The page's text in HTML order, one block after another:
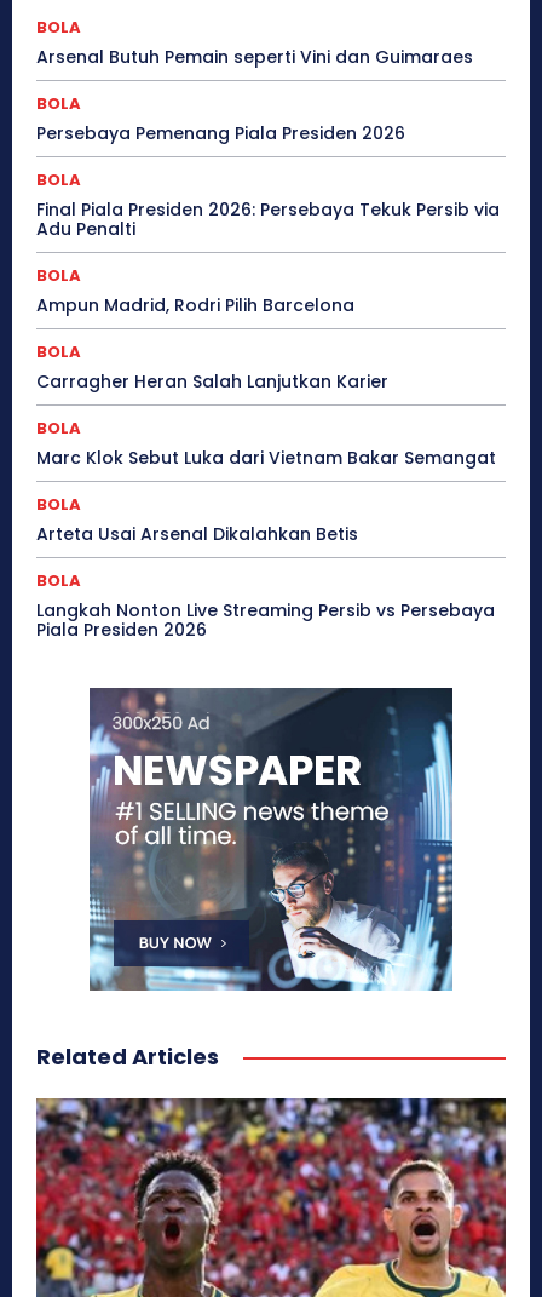
BOLA
Arsenal Butuh Pemain seperti Vini dan Guimaraes
BOLA
Persebaya Pemenang Piala Presiden 2026
BOLA
Final Piala Presiden 2026: Persebaya Tekuk Persib via
Adu Penalti
BOLA
Ampun Madrid, Rodri Pilih Barcelona
BOLA
Carragher Heran Salah Lanjutkan Karier
BOLA
Marc Klok Sebut Luka dari Vietnam Bakar Semangat
BOLA
Arteta Usai Arsenal Dikalahkan Betis
BOLA
Langkah Nonton Live Streaming Persib vs Persebaya
Piala Presiden 2026
Related Articles